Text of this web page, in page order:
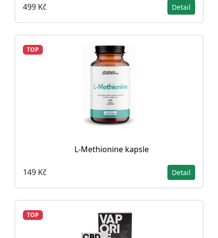
499 Kč Detail
TOP
L-Methionine kapsle
149 Kč Detail
TOP